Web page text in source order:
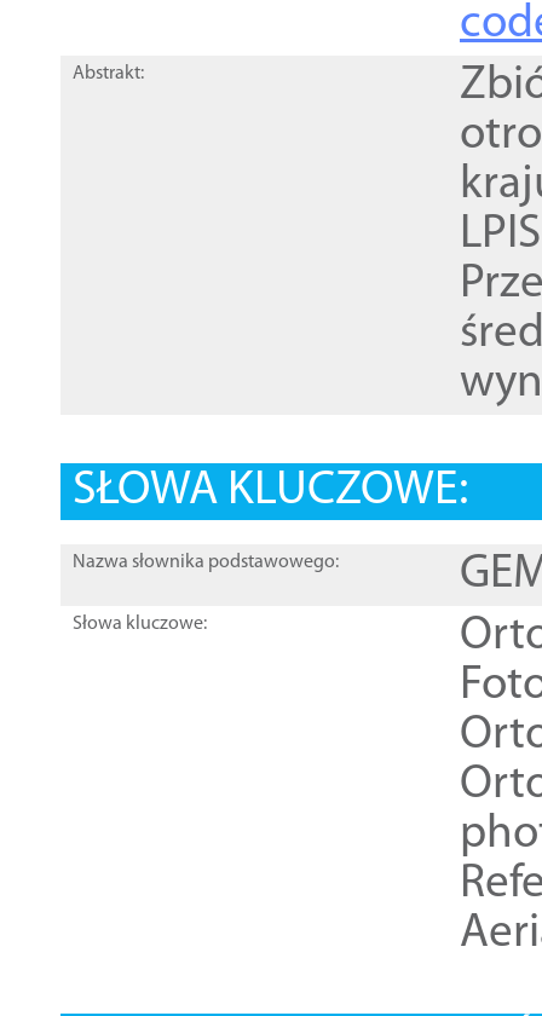
Abstrakt:
SŁOWA KLUCZOWE:
Nazwa słownika podstawowego:
Słowa kluczowe: